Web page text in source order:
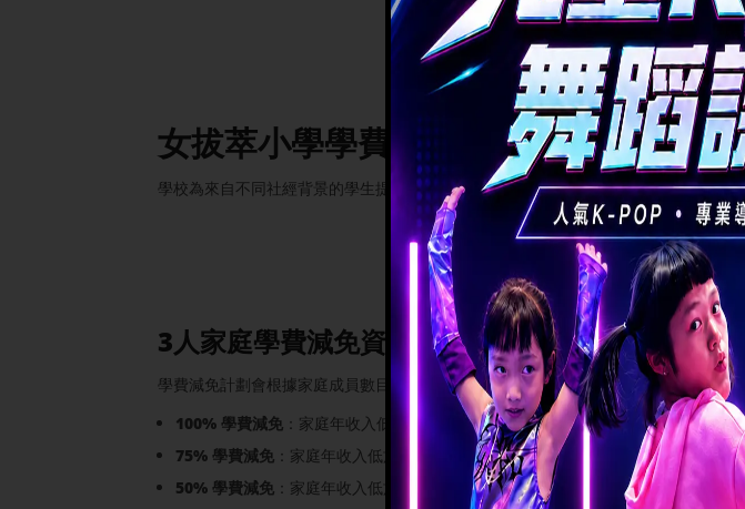
女拔萃小學學費減免
學校為來自不同社經背景的學生提供公平的教育機會，因此設有學費減免計劃，家長
3人家庭學費減免資格
學費減免計劃會根據家庭成員數目及全年總收入來決定，以下是按3人家庭為列：
100% 學費減免：家庭年收入低於$228,000
75% 學費減免：家庭年收入低於$291,000
50% 學費減免：家庭年收入低於$361,000